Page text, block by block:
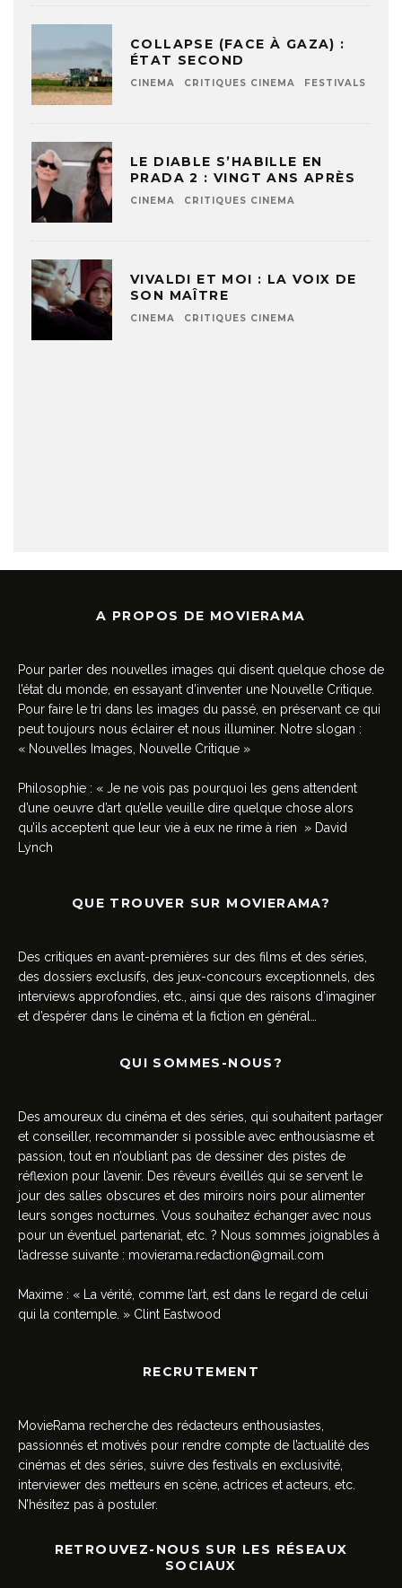
COLLAPSE (FACE À GAZA) :
ÉTAT SECOND
CINEMA CRITIQUES CINEMA FESTIVALS
LE DIABLE S’HABILLE EN
PRADA 2 : VINGT ANS APRÈS
CINEMA CRITIQUES CINEMA
VIVALDI ET MOI : LA VOIX DE
SON MAÎTRE
CINEMA CRITIQUES CINEMA
A PROPOS DE MOVIERAMA
Pour parler des nouvelles images qui disent quelque chose de
l’état du monde, en essayant d’inventer une Nouvelle Critique.
Pour faire le tri dans les images du passé, en préservant ce qui
peut toujours nous éclairer et nous illuminer. Notre slogan :
« Nouvelles Images, Nouvelle Critique »
Philosophie : « Je ne vois pas pourquoi les gens attendent
d’une oeuvre d’art qu’elle veuille dire quelque chose alors
qu’ils acceptent que leur vie à eux ne rime à rien » David
Lynch
QUE TROUVER SUR MOVIERAMA?
Des critiques en avant-premières sur des films et des séries,
des dossiers exclusifs, des jeux-concours exceptionnels, des
interviews approfondies, etc., ainsi que des raisons d’imaginer
et d’espérer dans le cinéma et la fiction en général…
QUI SOMMES-NOUS?
Des amoureux du cinéma et des séries, qui souhaitent partager
et conseiller, recommander si possible avec enthousiasme et
passion, tout en n’oubliant pas de dessiner des pistes de
réflexion pour l’avenir. Des rêveurs éveillés qui se servent le
jour des salles obscures et des miroirs noirs pour alimenter
leurs songes nocturnes. Vous souhaitez échanger avec nous
pour un éventuel partenariat, etc. ? Nous sommes joignables à
l’adresse suivante : movierama.redaction@gmail.com
Maxime : « La vérité, comme l’art, est dans le regard de celui
qui la contemple. » Clint Eastwood
RECRUTEMENT
MovieRama recherche des rédacteurs enthousiastes,
passionnés et motivés pour rendre compte de l’actualité des
cinémas et des séries, suivre des festivals en exclusivité,
interviewer des metteurs en scène, actrices et acteurs, etc.
N’hésitez pas à postuler.
RETROUVEZ-NOUS SUR LES RÉSEAUX
SOCIAUX